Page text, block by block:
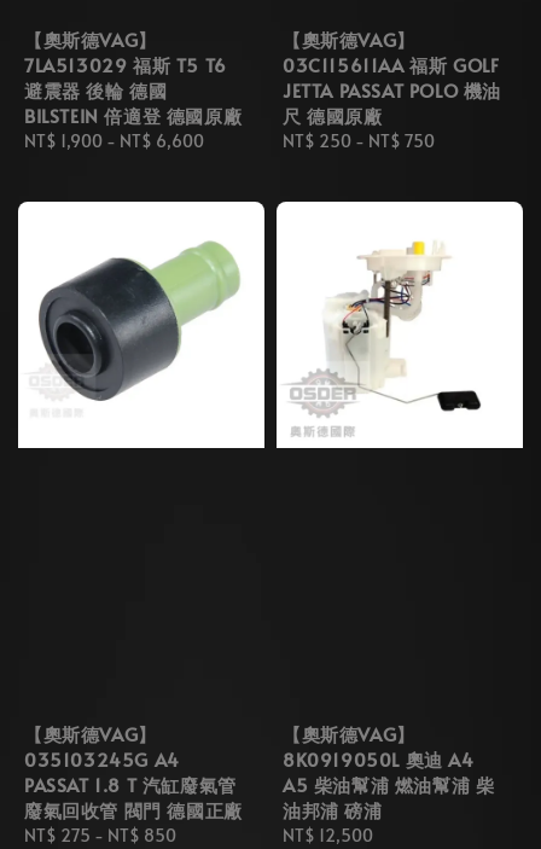
【奧斯德VAG】
7LA513029 福斯 T5 T6
避震器 後輪 德國
BILSTEIN 倍適登 德國原廠
Regular
NT$ 1,900 - NT$ 6,600
【奧斯德VAG】
03C115611AA 福斯 GOLF
JETTA PASSAT POLO 機油
尺 德國原廠
Regular
NT$ 250 - NT$ 750
【奧斯德VAG】
035103245G A4
PASSAT 1.8 T 汽缸廢氣管
廢氣回收管 閥門 德國正廠
Regular
NT$ 275 - NT$ 850
【奧斯德VAG】
8K0919050L 奧迪 A4
A5 柴油幫浦 燃油幫浦 柴
油邦浦 磅浦
Regular
NT$ 12,500